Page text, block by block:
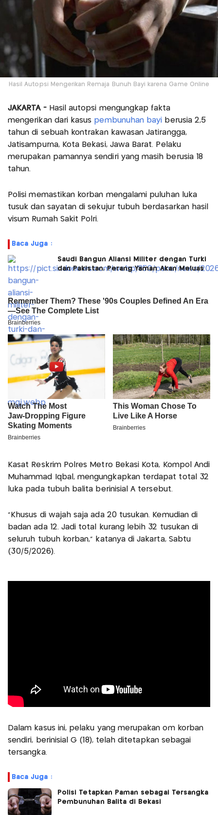
Hasil Autopsi Mengerikan Remaja Bunuh Bayi karena Game Online
JAKARTA - Hasil autopsi mengungkap fakta
mengerikan dari kasus pembunuhan bayi berusia 2,5
tahun di sebuah kontrakan kawasan Jatirangga,
Jatisampurna, Kota Bekasi, Jawa Barat. Pelaku
merupakan pamannya sendiri yang masih berusia 18
tahun.
Polisi memastikan korban mengalami puluhan luka
tusuk dan sayatan di sekujur tubuh berdasarkan hasil
visum Rumah Sakit Polri.
Baca Juga :
Saudi Bangun Aliansi Militer dengan Turki
dan Pakistan, Perang Yaman Akan Meluas
Kasat Reskrim Polres Metro Bekasi Kota, Kompol Andi
Muhammad Iqbal, mengungkapkan terdapat total 32
luka pada tubuh balita berinisial A tersebut.
“Khusus di wajah saja ada 20 tusukan. Kemudian di
badan ada 12. Jadi total kurang lebih 32 tusukan di
seluruh tubuh korban,” katanya di Jakarta, Sabtu
(30/5/2026).
Dalam kasus ini, pelaku yang merupakan om korban
sendiri, berinisial G (18), telah ditetapkan sebagai
tersangka.
Baca Juga :
Polisi Tetapkan Paman sebagai Tersangka
Pembunuhan Balita di Bekasi